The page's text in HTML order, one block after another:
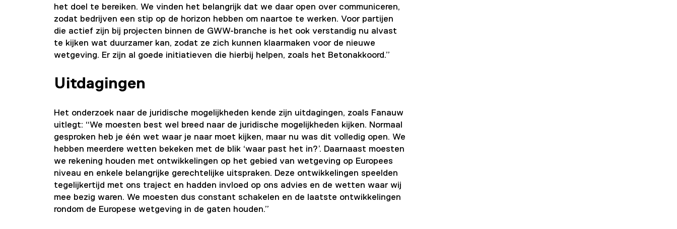
het doel te bereiken. We vinden het belangrijk dat we daar open over communiceren,
zodat bedrijven een stip op de horizon hebben om naartoe te werken. Voor partijen
die actief zijn bij projecten binnen de GWW-branche is het ook verstandig nu alvast
te kijken wat duurzamer kan, zodat ze zich kunnen klaarmaken voor de nieuwe
wetgeving. Er zijn al goede initiatieven die hierbij helpen, zoals het Betonakkoord.”
Uitdagingen
Het onderzoek naar de juridische mogelijkheden kende zijn uitdagingen, zoals Fanauw
uitlegt: “We moesten best wel breed naar de juridische mogelijkheden kijken. Normaal
gesproken heb je één wet waar je naar moet kijken, maar nu was dit volledig open. We
hebben meerdere wetten bekeken met de blik ‘waar past het in?’. Daarnaast moesten
we rekening houden met ontwikkelingen op het gebied van wetgeving op Europees
niveau en enkele belangrijke gerechtelijke uitspraken. Deze ontwikkelingen speelden
tegelijkertijd met ons traject en hadden invloed op ons advies en de wetten waar wij
mee bezig waren. We moesten dus constant schakelen en de laatste ontwikkelingen
rondom de Europese wetgeving in de gaten houden.”